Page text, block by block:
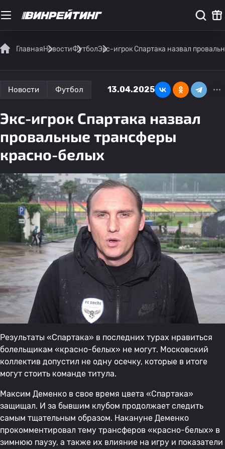
ГлавнаяНовостиФутболЭкс-игрок Спартака назвал
Новости Футбол 13.04.2025
Экс-игрок Спартака назвал
провальные трансферы
красно-белых
Результаты «Спартака» в последних турах нравиться
болельщикам «красно-белых» не могут. Московский
коллектив допустил не одну осечку, которые в итоге
могут стоить команде титула.
Максим Деменко в свое время цвета «Спартака»
защищал. И за бывшим клубом продолжает следить
самым тщательным образом. Накануне Деменко
прокомментировал тему трансферов «красно-белых» в
зимнюю паузу, а также их влияние на игру и показатели